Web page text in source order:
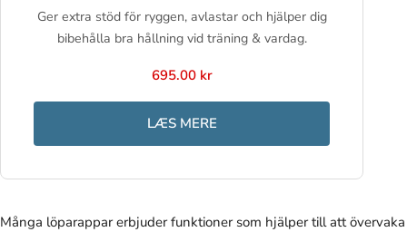
Ger extra stöd för ryggen, avlastar och hjälper dig
bibehålla bra hållning vid träning & vardag.
695.00 kr
LÆS MERE
Många löparappar erbjuder funktioner som hjälper till att övervaka